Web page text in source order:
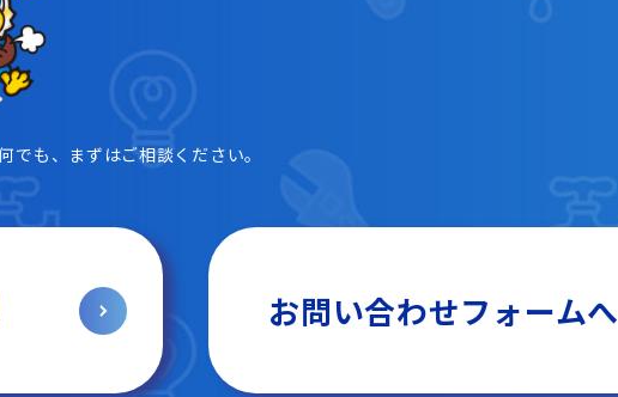
も、まずはご相談ください。
お問い合わせフォームへ